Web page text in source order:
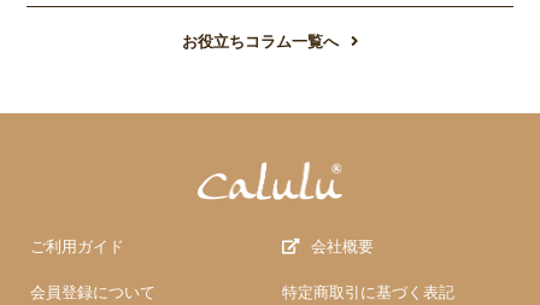
お役立ちコラム一覧へ
ご利用ガイド
会員登録について
会社概要
特定商取引に基づく表記